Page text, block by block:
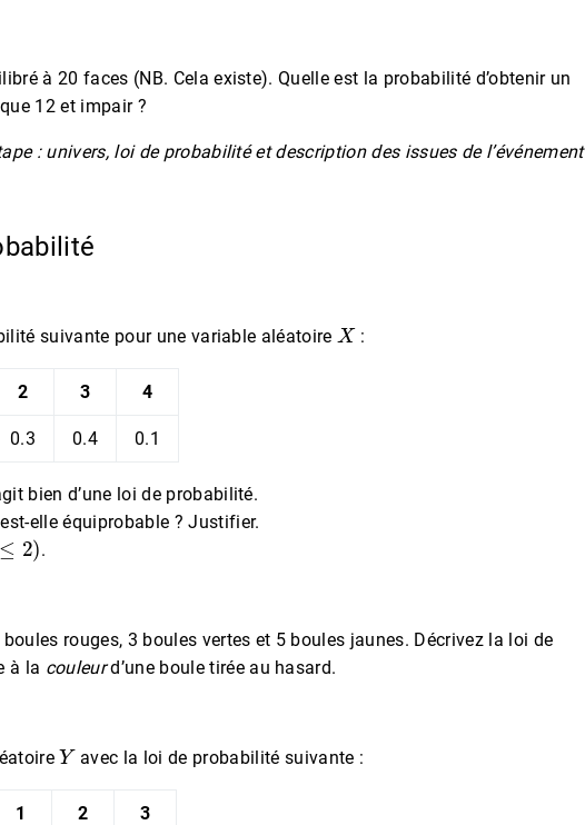
à 20 faces (NB. Cela existe). Quelle est la probabilité d’obtenir un
12 et impair ?
: univers, loi de probabilité et description des issues de l’événement
suivante pour une variable aléatoire
X
:
2 3 4
0.3 0.4 0.1
bien d’une loi de probabilité.
elle équiprobable ? Justifier.
2)
.
rouges, 3 boules vertes et 5 boules jaunes. Décrivez la loi de
à la couleurd’une boule tirée au hasard.
Y
avec la loi de probabilité suivante :
1 2 3